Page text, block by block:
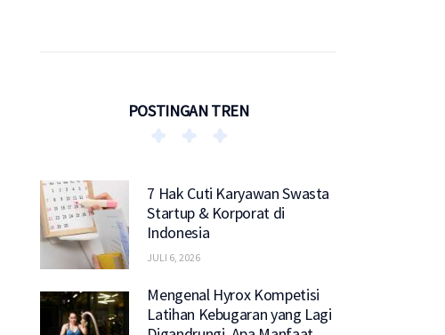
POSTINGAN TREN
7 Hak Cuti Karyawan Swasta
Startup & Korporat di
Indonesia
JULI 6, 2026
Mengenal Hyrox Kompetisi
Latihan Kebugaran yang Lagi